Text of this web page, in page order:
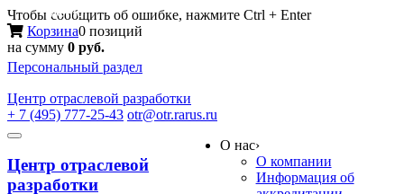
Чтобы сообщить об ошибке, нажмите Ctrl + Enter
Корзина0 позиций
на сумму 0 руб.
Персональный раздел
Центр отраслевой разработки
+ 7 (495) 777-25-43 otr@otr.rarus.ru
Toggle
Меню
Центр отраслевой
разработки
О нас›
О компании
Информация об